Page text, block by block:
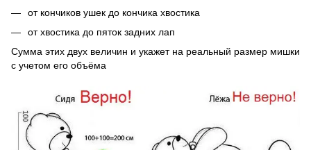
от кончиков ушек до кончика хвостика
от хвостика до пяток задних лап
Сумма этих двух величин и укажет на реальный размер мишки
с учетом его объёма